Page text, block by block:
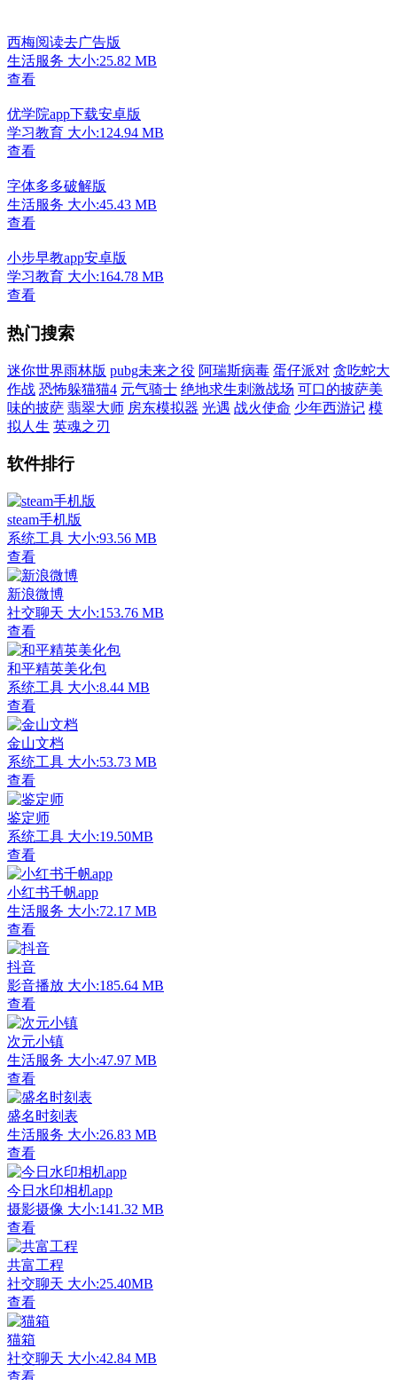
西梅阅读去广告版
生活服务 大小:25.82 MB
查看
优学院app下载安卓版
学习教育 大小:124.94 MB
查看
字体多多破解版
生活服务 大小:45.43 MB
查看
小步早教app安卓版
学习教育 大小:164.78 MB
查看
热门搜索
迷你世界雨林版 pubg未来之役 阿瑞斯病毒 蛋仔派对 贪吃蛇大
作战 恐怖躲猫猫4 元气骑士 绝地求生刺激战场 可口的披萨美
味的披萨 翡翠大师 房东模拟器 光遇 战火使命 少年西游记 模
拟人生 英魂之刃
软件排行
steam手机版
系统工具 大小:93.56 MB
查看
新浪微博
社交聊天 大小:153.76 MB
查看
和平精英美化包
系统工具 大小:8.44 MB
查看
金山文档
系统工具 大小:53.73 MB
查看
鉴定师
系统工具 大小:19.50MB
查看
小红书千帆app
生活服务 大小:72.17 MB
查看
抖音
影音播放 大小:185.64 MB
查看
次元小镇
生活服务 大小:47.97 MB
查看
盛名时刻表
生活服务 大小:26.83 MB
查看
今日水印相机app
摄影摄像 大小:141.32 MB
查看
共富工程
社交聊天 大小:25.40MB
查看
猫箱
社交聊天 大小:42.84 MB
查看